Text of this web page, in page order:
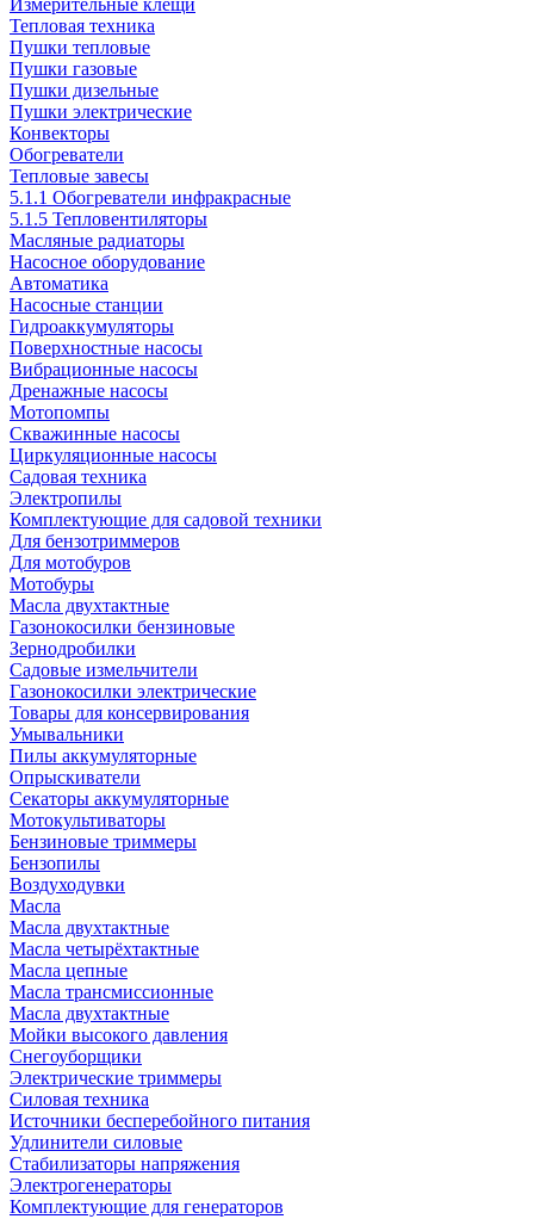
Измерительные клещи
Тепловая техника
Пушки тепловые
Пушки газовые
Пушки дизельные
Пушки электрические
Конвекторы
Обогреватели
Тепловые завесы
5.1.1 Обогреватели инфракрасные
5.1.5 Тепловентиляторы
Масляные радиаторы
Насосное оборудование
Автоматика
Насосные станции
Гидроаккумуляторы
Поверхностные насосы
Вибрационные насосы
Дренажные насосы
Мотопомпы
Скважинные насосы
Циркуляционные насосы
Садовая техника
Электропилы
Комплектующие для садовой техники
Для бензотриммеров
Для мотобуров
Мотобуры
Масла двухтактные
Газонокосилки бензиновые
Зернодробилки
Садовые измельчители
Газонокосилки электрические
Товары для консервирования
Умывальники
Пилы аккумуляторные
Опрыскиватели
Секаторы аккумуляторные
Мотокультиваторы
Бензиновые триммеры
Бензопилы
Воздуходувки
Масла
Масла двухтактные
Масла четырёхтактные
Масла цепные
Масла трансмиссионные
Масла двухтактные
Мойки высокого давления
Снегоуборщики
Электрические триммеры
Силовая техника
Источники бесперебойного питания
Удлинители силовые
Стабилизаторы напряжения
Электрогенераторы
Комплектующие для генераторов